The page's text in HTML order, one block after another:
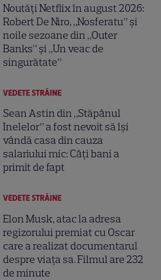
Noutăți Netflix în august 2026:
Robert De Niro, „Nosferatu” și
noile sezoane din „Outer
Banks” și „Un veac de
singurătate”
VEDETE STRĂINE
Sean Astin din „Stăpânul
Inelelor” a fost nevoit să își
vândă casa din cauza
salariului mic: Câți bani a
primit de fapt
VEDETE STRĂINE
Elon Musk, atac la adresa
regizorului premiat cu Oscar
care a realizat documentarul
despre viața sa. Filmul are 232
de minute